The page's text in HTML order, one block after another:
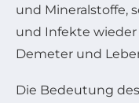
und Mineralstoffe,
und Infekte wieder
Demeter und
Die Bedeutung